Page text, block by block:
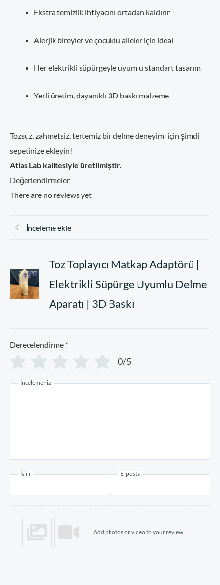
Ekstra temizlik ihtiyacını ortadan kaldırır
Alerjik bireyler ve çocuklu aileler için ideal
Her elektrikli süpürgeyle uyumlu standart tasarım
Yerli üretim, dayanıklı 3D baskı malzeme
Tozsuz, zahmetsiz, tertemiz bir delme deneyimi için şimdi
sepetinize ekleyin!
Atlas Lab kalitesiyle üretilmiştir.
Değerlendirmeler
There are no reviews yet
İnceleme ekle
Toz Toplayıcı Matkap Adaptörü |
Elektrikli Süpürge Uyumlu Delme
Aparatı | 3D Baskı
Derecelendirme *
0/5
İncelemeniz
İsim E-posta
Add photos or video to your review